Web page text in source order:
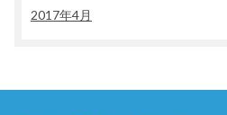
2017年4月